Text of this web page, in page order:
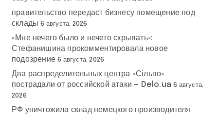
правительство передаст бизнесу помещение под
склады 6 августа, 2026
«Мне нечего было и нечего скрывать»:
Стефанишина прокомментировала новое
подозрение 6 августа, 2026
Два распределительных центра «Сільпо»
пострадали от российской атаки — Delo.ua 6 августа,
2026
РФ уничтожила склад немецкого производителя